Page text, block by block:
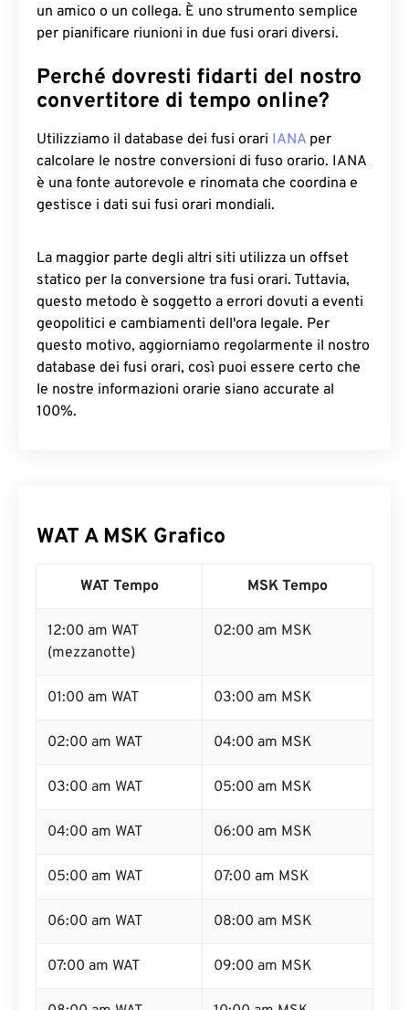
un amico o un collega. È uno strumento semplice
per pianificare riunioni in due fusi orari diversi.
Perché dovresti fidarti del nostro
convertitore di tempo online?
Utilizziamo il database dei fusi orari IANA per
calcolare le nostre conversioni di fuso orario. IANA
è una fonte autorevole e rinomata che coordina e
gestisce i dati sui fusi orari mondiali.
La maggior parte degli altri siti utilizza un offset
statico per la conversione tra fusi orari. Tuttavia,
questo metodo è soggetto a errori dovuti a eventi
geopolitici e cambiamenti dell'ora legale. Per
questo motivo, aggiorniamo regolarmente il nostro
database dei fusi orari, così puoi essere certo che
le nostre informazioni orarie siano accurate al
100%.
WAT A MSK Grafico
WAT Tempo MSK Tempo
12:00 am WAT
(mezzanotte)
02:00 am MSK
01:00 am WAT 03:00 am MSK
02:00 am WAT 04:00 am MSK
03:00 am WAT 05:00 am MSK
04:00 am WAT 06:00 am MSK
05:00 am WAT 07:00 am MSK
06:00 am WAT 08:00 am MSK
07:00 am WAT 09:00 am MSK